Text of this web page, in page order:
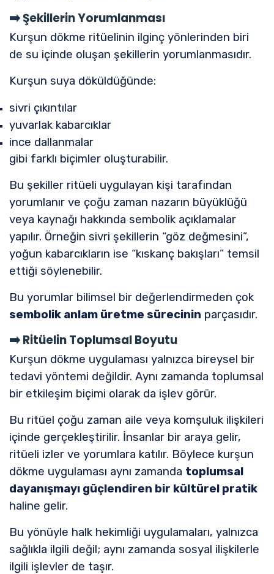
➡️Şekillerin Yorumlanması
Kurşun dökme ritüelinin ilginç yönlerinden biri
de su içinde oluşan şekillerin yorumlanmasıdır.
Kurşun suya döküldüğünde:
sivri çıkıntılar
yuvarlak kabarcıklar
ince dallanmalar
gibi farklı biçimler oluşturabilir.
Bu şekiller ritüeli uygulayan kişi tarafından
yorumlanır ve çoğu zaman nazarın büyüklüğü
veya kaynağı hakkında sembolik açıklamalar
yapılır. Örneğin sivri şekillerin “göz değmesini”,
yoğun kabarcıkların ise “kıskanç bakışları” temsil
ettiği söylenebilir.
Bu yorumlar bilimsel bir değerlendirmeden çok
sembolik anlam üretme sürecinin parçasıdır.
➡️Ritüelin Toplumsal Boyutu
Kurşun dökme uygulaması yalnızca bireysel bir
tedavi yöntemi değildir. Aynı zamanda toplumsal
bir etkileşim biçimi olarak da işlev görür.
Bu ritüel çoğu zaman aile veya komşuluk ilişkileri
içinde gerçekleştirilir. İnsanlar bir araya gelir,
ritüeli izler ve yorumlara katılır. Böylece kurşun
dökme uygulaması aynı zamanda toplumsal
dayanışmayı güçlendiren bir kültürel pratik
haline gelir.
Bu yönüyle halk hekimliği uygulamaları, yalnızca
sağlıkla ilgili değil; aynı zamanda sosyal ilişkilerle
ilgili işlevler de taşır.